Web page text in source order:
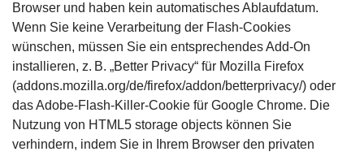
Browser und haben kein automatisches Ablaufdatum.
Wenn Sie keine Verarbeitung der Flash-Cookies
wünschen, müssen Sie ein entsprechendes Add-On
installieren, z. B. „Better Privacy“ für Mozilla Firefox
(addons.mozilla.org/de/firefox/addon/betterprivacy/) oder
das Adobe-Flash-Killer-Cookie für Google Chrome. Die
Nutzung von HTML5 storage objects können Sie
verhindern, indem Sie in Ihrem Browser den privaten